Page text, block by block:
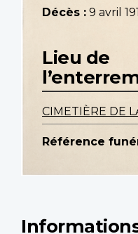
Décès : 9 avril
Lieu de
CIMETIÈRE DE
Référence